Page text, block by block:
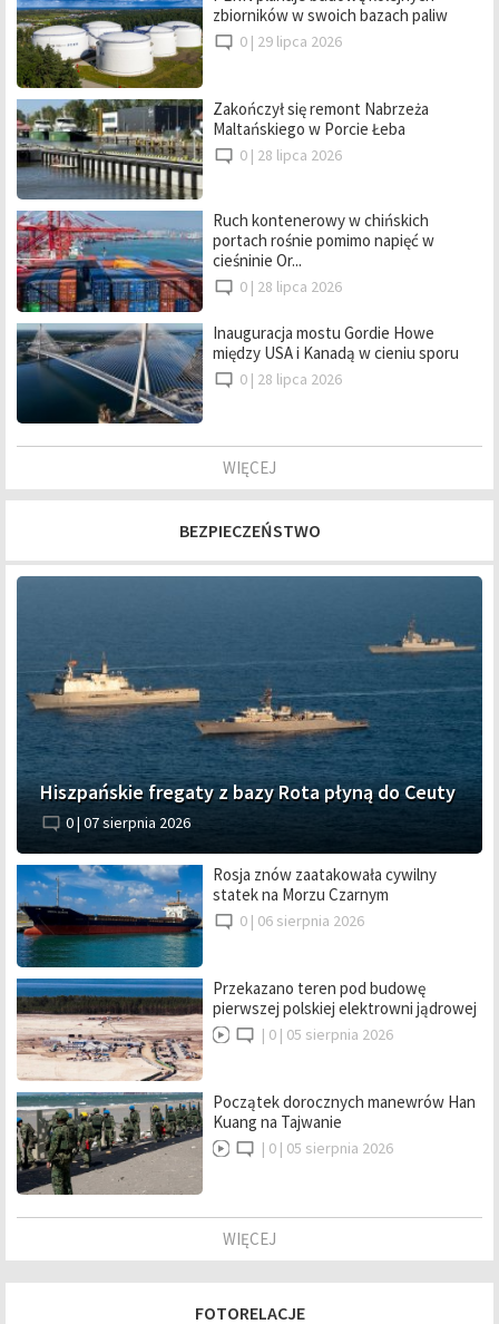
zbiorników w swoich bazach paliw
0 | 29 lipca 2026
Zakończył się remont Nabrzeża
Maltańskiego w Porcie Łeba
0 | 28 lipca 2026
Ruch kontenerowy w chińskich
portach rośnie pomimo napięć w
cieśninie Or...
0 | 28 lipca 2026
Inauguracja mostu Gordie Howe
między USA i Kanadą w cieniu sporu
0 | 28 lipca 2026
WIĘCEJ
BEZPIECZEŃSTWO
Hiszpańskie fregaty z bazy Rota płyną do Ceuty
0 | 07 sierpnia 2026
Rosja znów zaatakowała cywilny
statek na Morzu Czarnym
0 | 06 sierpnia 2026
Przekazano teren pod budowę
pierwszej polskiej elektrowni jądrowej
| 0 | 05 sierpnia 2026
Początek dorocznych manewrów Han
Kuang na Tajwanie
| 0 | 05 sierpnia 2026
WIĘCEJ
FOTORELACJE